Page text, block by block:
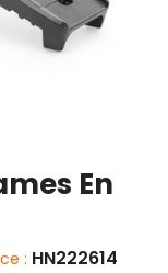
En
: HN222614